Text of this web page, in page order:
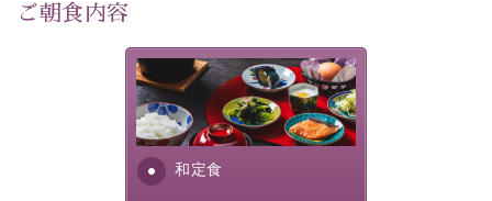
----------------------------------------------
・1,500円分館内利用券（1部屋につき1枚）
・水墨画巡りのご参加
・記念写真＆15周年オリジナル【フォトフレームカー
ド】プレゼント（1部屋につき1枚）
ご朝食内容
和定食
さっぱりとした和食膳に使わ
れる食材は、諏訪の名産品を
ふんだんに取り入れ、安心・
安全を心掛けた長野県産...